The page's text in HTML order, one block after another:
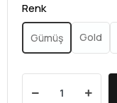
Renk
Gümüş Gold